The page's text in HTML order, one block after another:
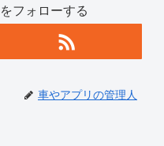
フォローする
車やアプリの管理人